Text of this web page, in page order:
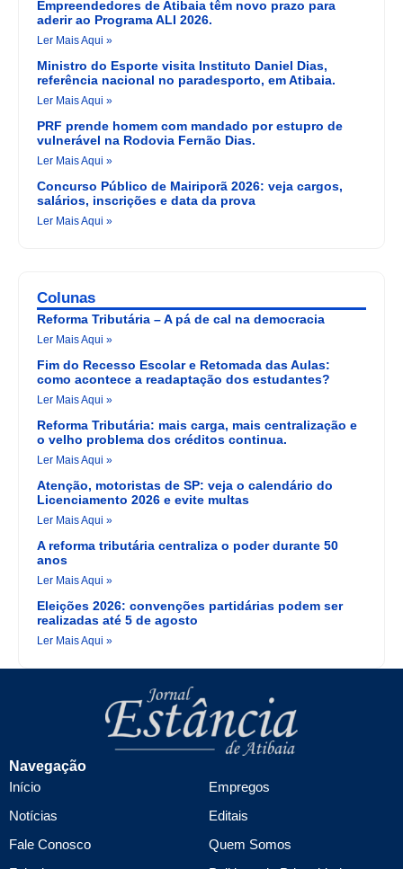
Empreendedores de Atibaia têm novo prazo para
aderir ao Programa ALI 2026.
Ler Mais Aqui »
Ministro do Esporte visita Instituto Daniel Dias,
referência nacional no paradesporto, em Atibaia.
Ler Mais Aqui »
PRF prende homem com mandado por estupro de
vulnerável na Rodovia Fernão Dias.
Ler Mais Aqui »
Concurso Público de Mairiporã 2026: veja cargos,
salários, inscrições e data da prova
Ler Mais Aqui »
Colunas
Reforma Tributária – A pá de cal na democracia
Ler Mais Aqui »
Fim do Recesso Escolar e Retomada das Aulas:
como acontece a readaptação dos estudantes?
Ler Mais Aqui »
Reforma Tributária: mais carga, mais centralização e
o velho problema dos créditos continua.
Ler Mais Aqui »
Atenção, motoristas de SP: veja o calendário do
Licenciamento 2026 e evite multas
Ler Mais Aqui »
A reforma tributária centraliza o poder durante 50
anos
Ler Mais Aqui »
Eleições 2026: convenções partidárias podem ser
realizadas até 5 de agosto
Ler Mais Aqui »
Navegação
Início
Notícias
Fale Conosco
Empregos
Editais
Quem Somos